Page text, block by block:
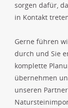
sorgen dafür,
in Kontakt
Gerne führen
durch und Sie
komplette
übernehmen
unseren